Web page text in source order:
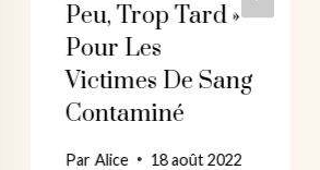
Peu, Trop Tard »
Pour Les
Victimes De Sang
Contaminé
ParAlice 18 août 2022